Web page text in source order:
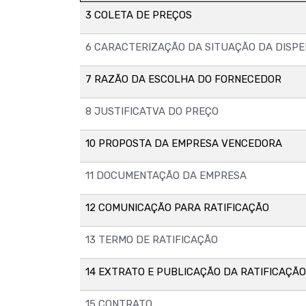
3 COLETA DE PREÇOS
6 CARACTERIZAÇÃO DA SITUAÇÃO DA
7 RAZÃO DA ESCOLHA DO FORNECEDOR
8 JUSTIFICATVA DO PREÇO
10 PROPOSTA DA EMPRESA VENCEDORA
11 DOCUMENTAÇÃO DA EMPRESA
12 COMUNICAÇÃO PARA RATIFICAÇÃO
13 TERMO DE RATIFICAÇÃO
14 EXTRATO E PUBLICAÇÃO DA RATIFICAÇÃO